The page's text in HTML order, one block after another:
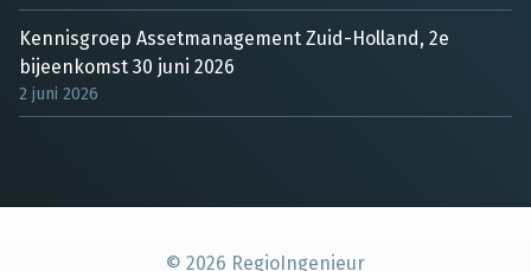
Kennisgroep Assetmanagement Zuid-Holland, 2e
bijeenkomst 30 juni 2026
2 juni 2026
© 2026 RegioIngenieur